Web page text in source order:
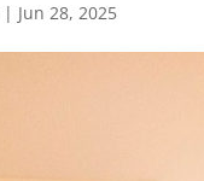
| Jun 28, 2025